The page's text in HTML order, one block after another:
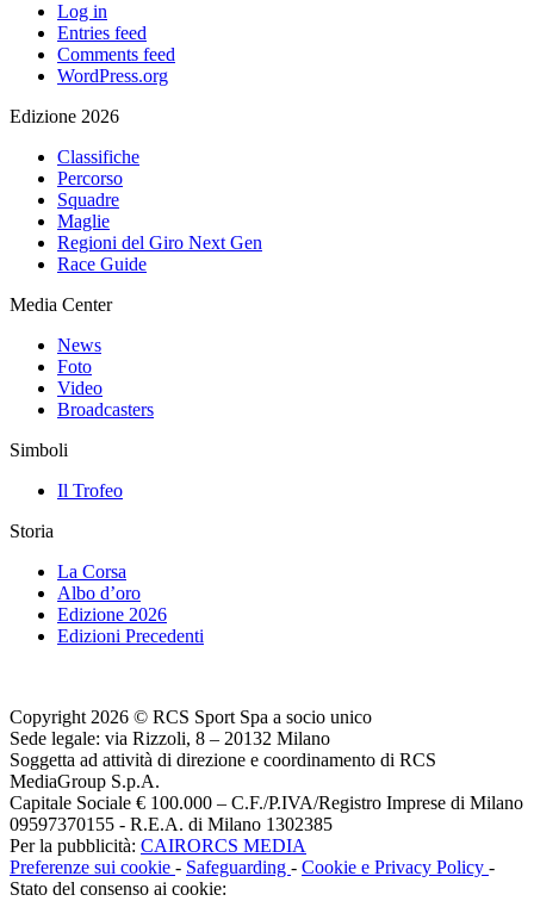
Log in
Entries feed
Comments feed
WordPress.org
Edizione 2026
Classifiche
Percorso
Squadre
Maglie
Regioni del Giro Next Gen
Race Guide
Media Center
News
Foto
Video
Broadcasters
Simboli
Il Trofeo
Storia
La Corsa
Albo d’oro
Edizione 2026
Edizioni Precedenti
Copyright 2026 © RCS Sport Spa a socio unico
Sede legale: via Rizzoli, 8 – 20132 Milano
Soggetta ad attività di direzione e coordinamento di RCS
MediaGroup S.p.A.
Capitale Sociale € 100.000 – C.F./P.IVA/Registro Imprese di Milano
09597370155 - R.E.A. di Milano 1302385
Per la pubblicità: CAIRORCS MEDIA
Preferenze sui cookie - Safeguarding - Cookie e Privacy Policy -
Stato del consenso ai cookie: